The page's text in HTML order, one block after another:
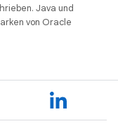
Java und
von Oracle